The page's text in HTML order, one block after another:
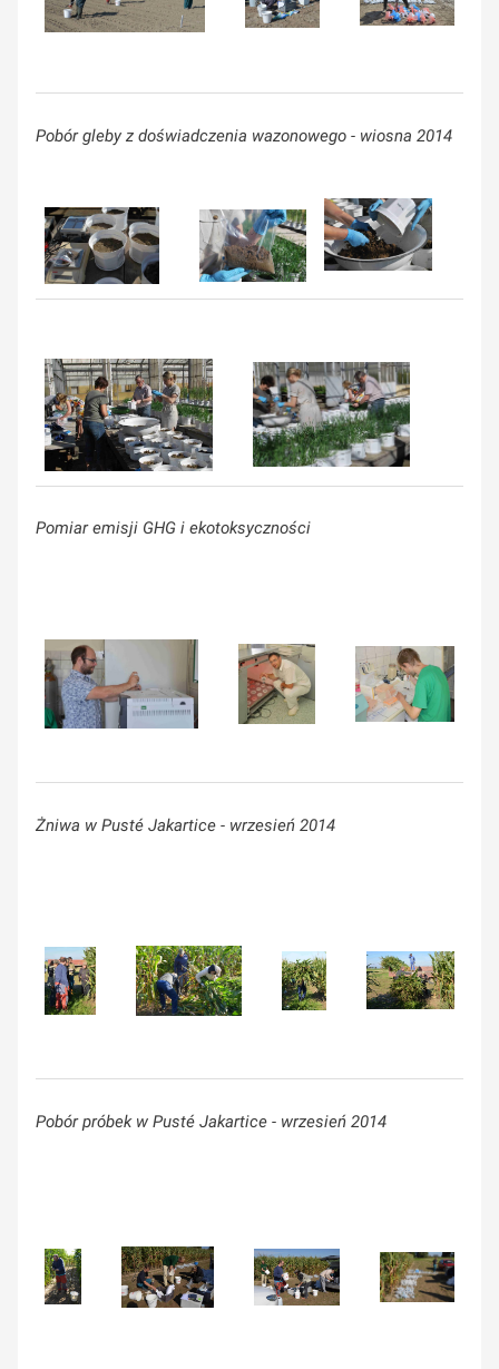
Pobór gleby z doświadczenia wazonowego - wiosna 2014
Pomiar emisji GHG i ekotoksyczności
Żniwa w Pusté Jakartice - wrzesień 2014
Pobór próbek w Pusté Jakartice - wrzesień 2014